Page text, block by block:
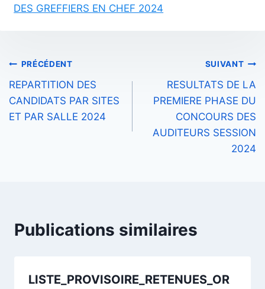
DES GREFFIERS EN CHEF 2024
Navigation
de
l’article
PRÉCÉDENT
REPARTITION DES
CANDIDATS PAR SITES
ET PAR SALLE 2024
SUIVANT
RESULTATS DE LA
PREMIERE PHASE DU
CONCOURS DES
AUDITEURS SESSION
2024
Publications similaires
LISTE_PROVISOIRE_RETENUES_OR